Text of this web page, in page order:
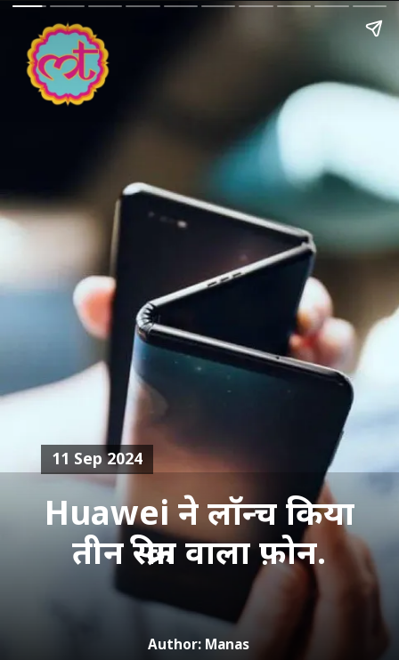
Huawei ने लॉन्च किया
तीन स्क्रीन वाला फ़ोन.
11 Sep 2024
Author: Manas